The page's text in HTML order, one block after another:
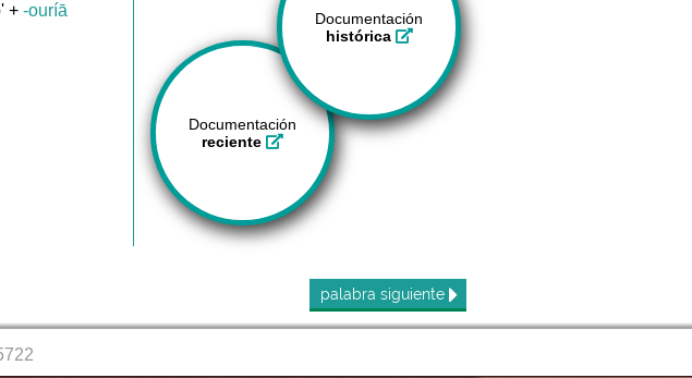
+ -ouríā
Documentación
histórica
Documentación
reciente
palabra siguiente